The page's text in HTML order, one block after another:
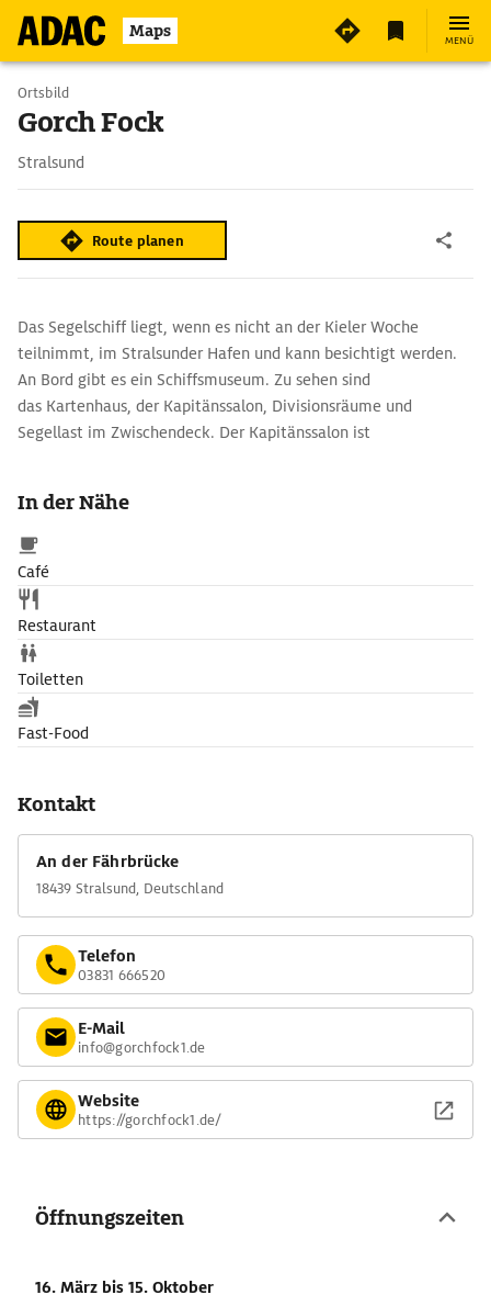
Maps MENÜ
Ortsbild
Gorch Fock
Stralsund
Route planen
Das Segelschiff liegt, wenn es nicht an der Kieler Woche
teilnimmt, im Stralsunder Hafen und kann besichtigt werden.
An Bord gibt es ein Schiffsmuseum. Zu sehen sind
das Kartenhaus, der Kapitänssalon, Divisionsräume und
Segellast im Zwischendeck. Der Kapitänssalon ist
das Aufentern auf die Großmast-Mars buchen. Sogar für Feiern
und Seminare ist das Schiff zu mieten.
In der Nähe
Café
Restaurant
Toiletten
Fast-Food
Kontakt
An der Fährbrücke
18439 Stralsund, Deutschland
Telefon
03831 666520
E-Mail
info@gorchfock1.de
Website
https://gorchfock1.de/
Öffnungszeiten
16. März bis 15. Oktober